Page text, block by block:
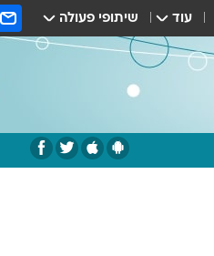
עוד שיתופי פעולה